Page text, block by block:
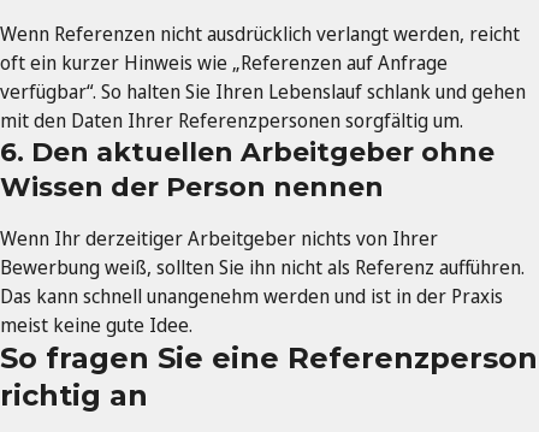
Wenn Referenzen nicht ausdrücklich verlangt werden, reicht
oft ein kurzer Hinweis wie „Referenzen auf Anfrage
verfügbar“. So halten Sie Ihren Lebenslauf schlank und gehen
mit den Daten Ihrer Referenzpersonen sorgfältig um.
6. Den aktuellen Arbeitgeber ohne
Wissen der Person nennen
Wenn Ihr derzeitiger Arbeitgeber nichts von Ihrer
Bewerbung weiß, sollten Sie ihn nicht als Referenz aufführen.
Das kann schnell unangenehm werden und ist in der Praxis
meist keine gute Idee.
So fragen Sie eine Referenzperson
richtig an